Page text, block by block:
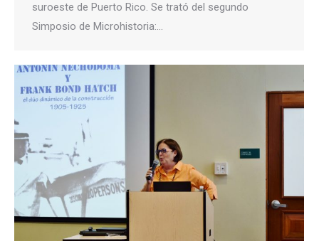
suroeste de Puerto Rico. Se trató del segundo
Simposio de Microhistoria:…